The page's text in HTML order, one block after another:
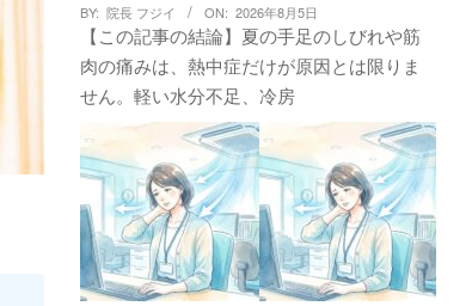
BY: 院長 フジイ ON: 2026年8月5日
【この記事の結論】夏の手足のしびれや筋
肉の痛みは、熱中症だけが原因とは限りま
せん。軽い水分不足、冷房